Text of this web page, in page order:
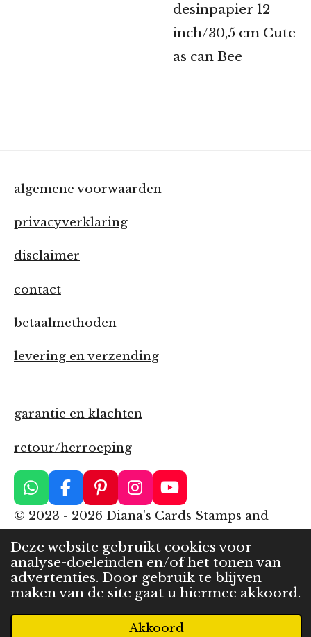
Deze website gebruikt cookies voor
analyse-doeleinden en/of het tonen van
advertenties. Door gebruik te blijven
maken van de site gaat u hiermee akkoord.
Akkoord
desinpapier 12
inch/30,5 cm Cute
as can Bee
algemene voorwaarden
privacyverklaring
disclaimer
contact
betaalmethoden
levering en verzending
garantie en klachten
retour/herroeping
W
h
a
s
A
p
p
F
a
e
b
o
o
k
P
i
n
e
r
e
s
t
I
n
s
a
g
r
a
m
Y
o
u
u
b
e
© 2023 - 2026 Diana's Cards Stamps and
Powered byJouwWeb
Telefoonnummer